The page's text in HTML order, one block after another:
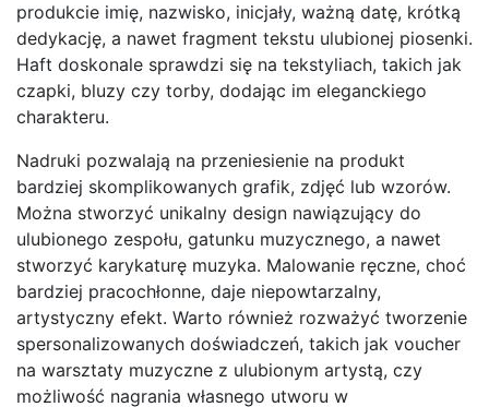
produkcie imię, nazwisko, inicjały, ważną datę, krótką
dedykację, a nawet fragment tekstu ulubionej piosenki.
Haft doskonale sprawdzi się na tekstyliach, takich jak
czapki, bluzy czy torby, dodając im eleganckiego
charakteru.
Nadruki pozwalają na przeniesienie na produkt
bardziej skomplikowanych grafik, zdjęć lub wzorów.
Można stworzyć unikalny design nawiązujący do
ulubionego zespołu, gatunku muzycznego, a nawet
stworzyć karykaturę muzyka. Malowanie ręczne, choć
bardziej pracochłonne, daje niepowtarzalny,
artystyczny efekt. Warto również rozważyć tworzenie
spersonalizowanych doświadczeń, takich jak voucher
na warsztaty muzyczne z ulubionym artystą, czy
możliwość nagrania własnego utworu w